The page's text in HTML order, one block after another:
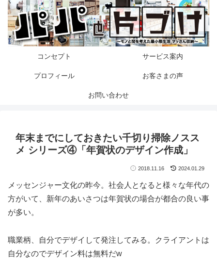
コンセプト サービス案内
プロフィール お客さまの声
お問い合わせ
年末までにしておきたい千切り掃除ノスス
メ シリーズ④「年賀状のデザイン作成」
2018.11.16 2024.01.29
メッセンジャー文化の昨今。社会人となると様々な年代の
方がいて、新年のあいさつは年賀状の場合が都合の良い事
が多い。
職業柄、自分でデザイして発注してみる。クライアントは
自分なのでデザイン料は無料だw